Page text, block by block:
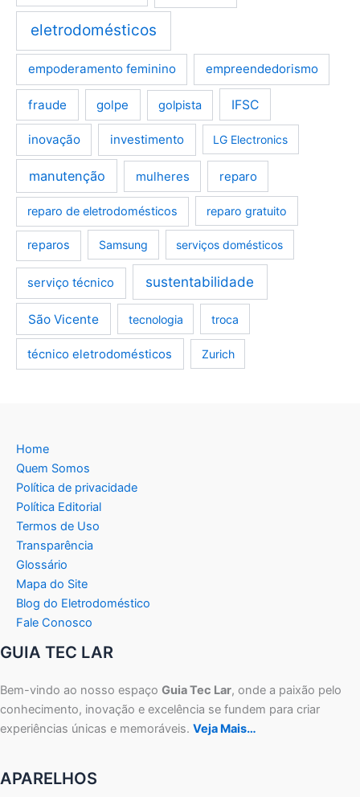
eletrodomésticos
empoderamento feminino empreendedorismo
fraude golpe golpista IFSC
inovação investimento LG Electronics
manutenção mulheres reparo
reparo de eletrodomésticos reparo gratuito
reparos Samsung serviços domésticos
serviço técnico sustentabilidade
São Vicente tecnologia troca
técnico eletrodomésticos Zurich
Home
Quem Somos
Política de privacidade
Política Editorial
Termos de Uso
Transparência
Glossário
Mapa do Site
Blog do Eletrodoméstico
Fale Conosco
GUIA TEC LAR
Bem-vindo ao nosso espaço Guia Tec Lar, onde a paixão pelo
conhecimento, inovação e excelência se fundem para criar
experiências únicas e memoráveis. Veja Mais…
APARELHOS